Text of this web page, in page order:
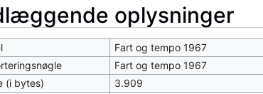
oplysninger
Fart og tempo 1967
Fart og tempo 1967
(i bytes)
3.909